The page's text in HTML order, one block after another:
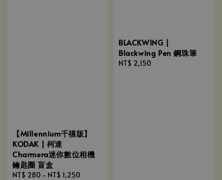
【Millennium千禧版】
KODAK | 柯達
Charmera迷你數位相機
鑰匙圈 盲盒
Regular
NT$ 280 - NT$ 1,250
BLACKWING |
Blackwing Pen 鋼珠筆
Regular
NT$ 2,150